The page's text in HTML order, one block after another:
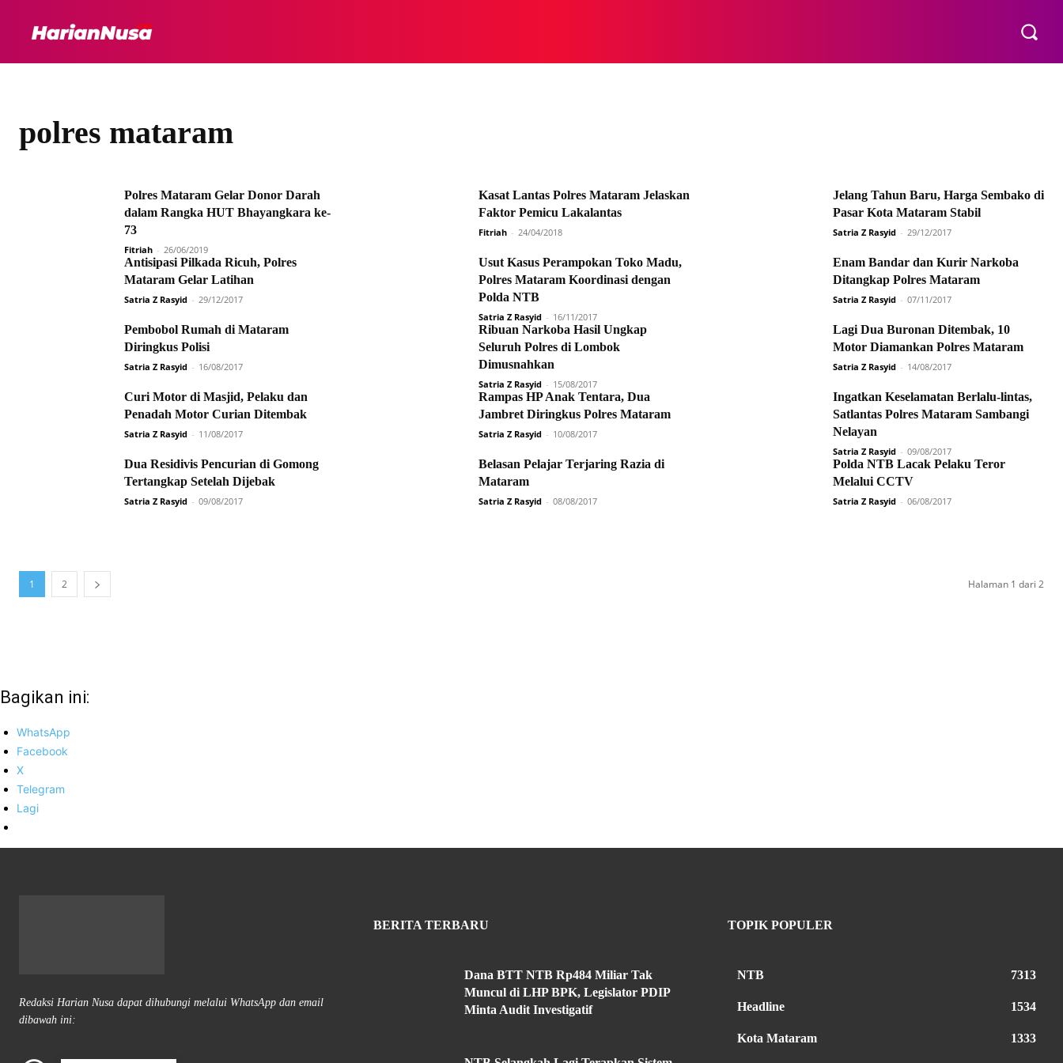
polres mataram
Polres Mataram Gelar Donor Darah
dalam Rangka HUT Bhayangkara ke-
73
Fitriah - 26/06/2019
Kasat Lantas Polres Mataram Jelaskan
Faktor Pemicu Lakalantas
Fitriah - 24/04/2018
Jelang Tahun Baru, Harga Sembako di
Pasar Kota Mataram Stabil
Satria Z Rasyid - 29/12/2017
Antisipasi Pilkada Ricuh, Polres
Mataram Gelar Latihan
Satria Z Rasyid - 29/12/2017
Usut Kasus Perampokan Toko Madu,
Polres Mataram Koordinasi dengan
Polda NTB
Satria Z Rasyid - 16/11/2017
Enam Bandar dan Kurir Narkoba
Ditangkap Polres Mataram
Satria Z Rasyid - 07/11/2017
Pembobol Rumah di Mataram
Diringkus Polisi
Satria Z Rasyid - 16/08/2017
Ribuan Narkoba Hasil Ungkap
Seluruh Polres di Lombok
Dimusnahkan
Satria Z Rasyid - 15/08/2017
Lagi Dua Buronan Ditembak, 10
Motor Diamankan Polres Mataram
Satria Z Rasyid - 14/08/2017
Curi Motor di Masjid, Pelaku dan
Penadah Motor Curian Ditembak
Satria Z Rasyid - 11/08/2017
Rampas HP Anak Tentara, Dua
Jambret Diringkus Polres Mataram
Satria Z Rasyid - 10/08/2017
Ingatkan Keselamatan Berlalu-lintas,
Satlantas Polres Mataram Sambangi
Nelayan
Satria Z Rasyid - 09/08/2017
Dua Residivis Pencurian di Gomong
Tertangkap Setelah Dijebak
Satria Z Rasyid - 09/08/2017
Belasan Pelajar Terjaring Razia di
Mataram
Satria Z Rasyid - 08/08/2017
Polda NTB Lacak Pelaku Teror
Melalui CCTV
Satria Z Rasyid - 06/08/2017
1 2 Halaman 1 dari 2
Bagikan ini:
WhatsApp
Facebook
X
Telegram
Lagi
Redaksi Harian Nusa dapat dihubungi melalui WhatsApp dan email
dibawah ini:
BERITA TERBARU
Dana BTT NTB Rp484 Miliar Tak
Muncul di LHP BPK, Legislator PDIP
Minta Audit Investigatif
TOPIK POPULER
NTB 7313
Headline 1534
Kota Mataram 1333